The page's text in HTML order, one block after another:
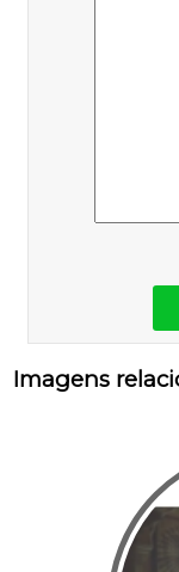
Imagens